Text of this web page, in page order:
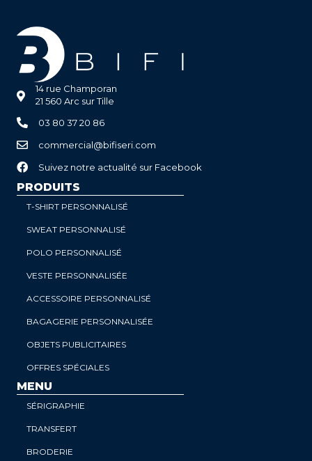
14 rue Champoran
21 560 Arc sur Tille
03 80 37 20 86
commercial@bifiseri.com
Suivez notre actualité sur Facebook
PRODUITS
T-SHIRT PERSONNALISÉ
SWEAT PERSONNALISÉ
POLO PERSONNALISÉ
VESTE PERSONNALISÉE
ACCESSOIRE PERSONNALISÉ
BAGAGERIE PERSONNALISÉE
OBJETS PUBLICITAIRES
OFFRES SPÉCIALES
MENU
SÉRIGRAPHIE
TRANSFERT
BRODERIE